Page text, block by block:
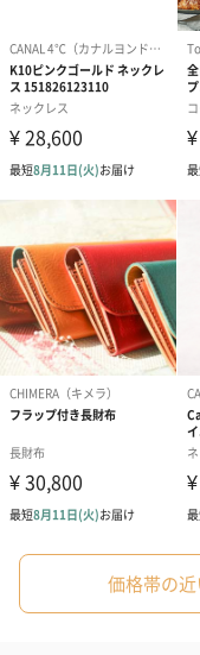
アールグレイ（HAPPY
BIRTHDAY TO YOU）
（660円）
スイーツ
スイーツを同梱してお
です。
ゼリーバウム カット
（レモン＆紅茶）（432
円）
価格帯の